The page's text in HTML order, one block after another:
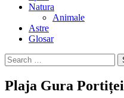
Natura
Animale
Astre
Glosar
Search
for:
Plaja Gura Portiței